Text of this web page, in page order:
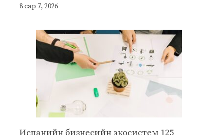
8 сар 7, 2026
Испанийн бизнесийн экосистем 125